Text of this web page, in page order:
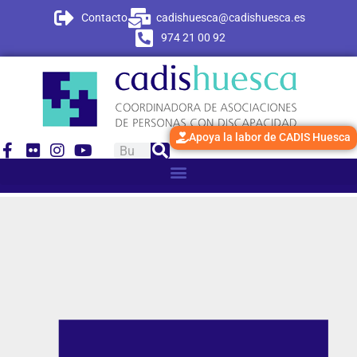
Contacto
cadishuesca@cadishuesca.es
974 21 00 92
Apoya la labor de CADIS Huesca